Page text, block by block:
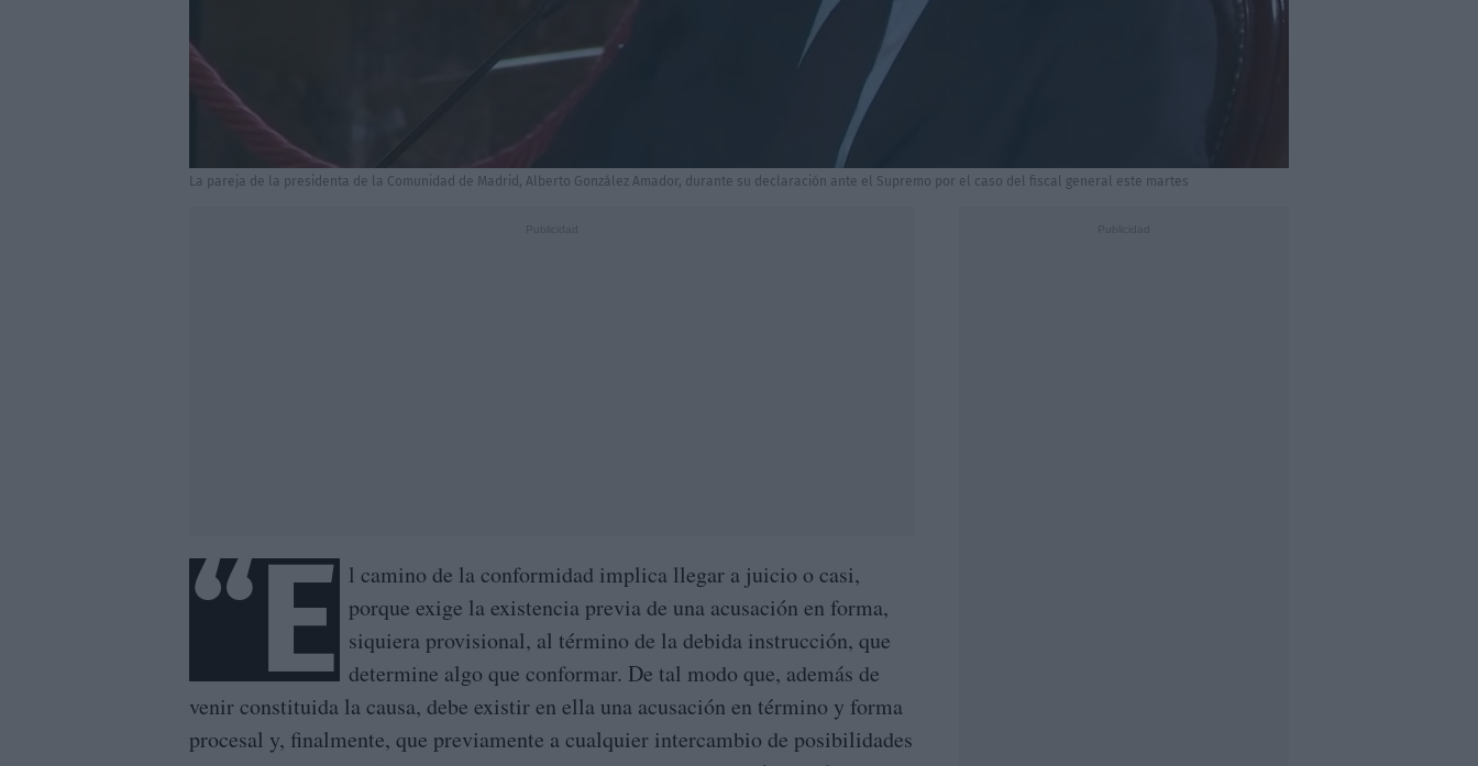
La pareja de la presidenta de la Comunidad de Madrid, Alberto González Amador, durante su declaración ante el Supremo por el caso del fiscal general este martes
“E l camino de la conformidad implica llegar a juicio o casi,
porque exige la existencia previa de una acusación en forma,
siquiera provisional, al término de la debida instrucción, que
determine algo que conformar. De tal modo que, además de
venir constituida la causa, debe existir en ella una acusación en término y forma
procesal y, finalmente, que previamente a cualquier intercambio de posibilidades